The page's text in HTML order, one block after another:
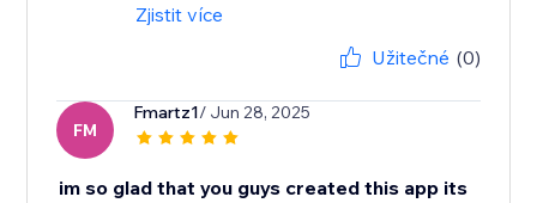
Zjistit více
Užitečné (0)
FM
Fmartz1/ Jun 28, 2025
im so glad that you guys created this app its